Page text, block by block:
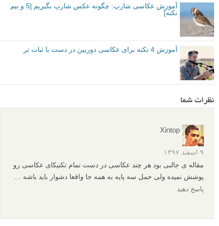
آموزش عکاسی شارپ: چگونه عکس شارپ بگیریم [5 و نیم
نکته]
آموزش 4 نکته برای عکاسی دوربین در دست با ثبات تر
نظرات شما
Xintop
۹ اسفند ۱۳۹۷
مقاله ی جالبی بود هر چند عکاسی در دست تمام تکنیکای عکاسی رو
پوشش نمیده ولی حمل سه پایه به همه جا واقعا دشوار باید باشه …
پاسخ دهید